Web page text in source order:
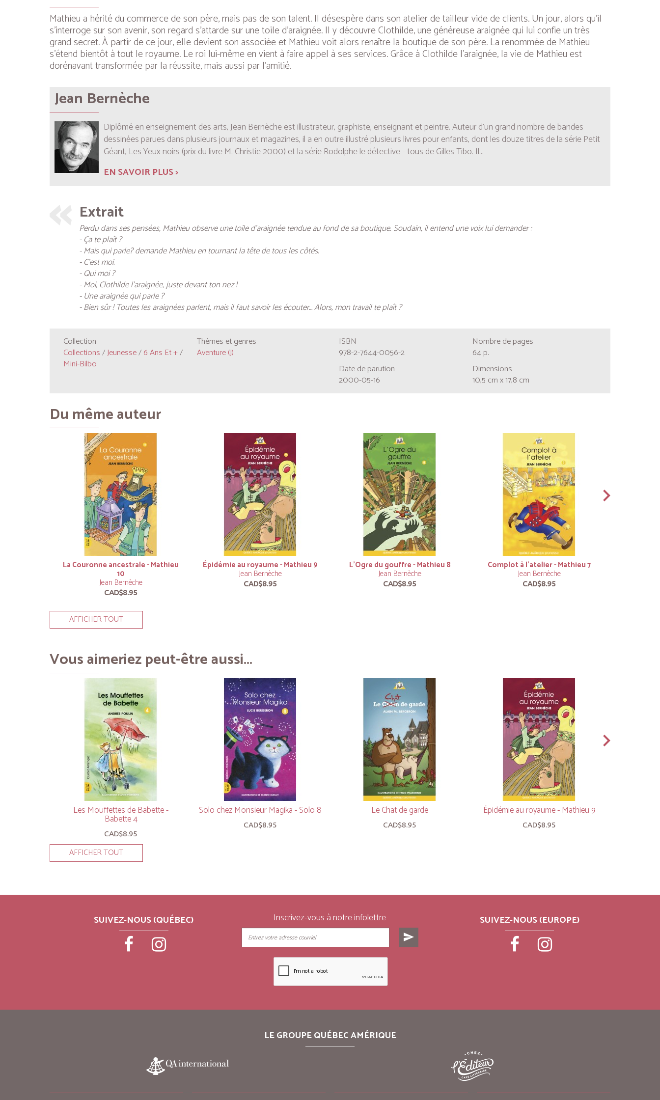
Mathieu a hérité du commerce de son père, mais pas de son talent. Il désespère dans son atelier de tailleur vide de clients. Un jour, alors qu’il
s’interroge sur son avenir, son regard s’attarde sur une toile d’araignée. Il y découvre Clothilde, une généreuse araignée qui lui confie un très
grand secret. À partir de ce jour, elle devient son associée et Mathieu voit alors renaître la boutique de son père. La renommée de Mathieu
s’étend bientôt à tout le royaume. Le roi lui-même en vient à faire appel à ses services. Grâce à Clothilde l’araignée, la vie de Mathieu est
dorénavant transformée par la réussite, mais aussi par l’amitié.
Jean Bernèche
Diplômé en enseignement des arts, Jean Bernèche est illustrateur, graphiste, enseignant et peintre. Auteur d’un grand nombre de bandes
dessinées parues dans plusieurs journaux et magazines, il a en outre illustré plusieurs livres pour enfants, dont les douze titres de la série Petit
Géant, Les Yeux noirs (prix du livre M. Christie 2000) et la série Rodolphe le détective- tous de Gilles Tibo. Il...
EN SAVOIR PLUS >
Extrait
Perdu dans ses pensées, Mathieu observe une toile d’araignée tendue au fond de sa boutique. Soudain, il entend une voix lui demander :
- Ça te plaît ?
- Mais qui parle? demande Mathieu en tournant la tête de tous les côtés.
- C’est moi.
- Qui moi ?
- Moi, Clothilde l’araignée, juste devant ton nez !
- Une araignée qui parle ?
- Bien sûr ! Toutes les araignées parlent, mais il faut savoir les écouter… Alors, mon travail te plaît ?
Collection
Collections/Jeunesse/6 Ans Et +/
Mini-Bilbo
Thèmes et genres
Aventure (J)
ISBN
978-2-7644-0056-2
Date de parution
2000-05-16
Nombre de pages
64 p.
Dimensions
10,5 cm x 17,8 cm
Du même auteur
La Couronne ancestrale - Mathieu
10
Jean Bernèche
CAD$8.95
Épidémie au royaume - Mathieu 9
Jean Bernèche
CAD$8.95
L’Ogre du gouffre - Mathieu 8
Jean Bernèche
CAD$8.95
Complot à l’atelier - Mathieu 7
Jean Bernèche
CAD$8.95
AFFICHER TOUT
Vous aimeriez peut-être aussi...
Les Mouffettes de Babette -
Babette 4
CAD$8.95
Solo chez Monsieur Magika - Solo 8
CAD$8.95
Le Chat de garde
CAD$8.95
Épidémie au royaume - Mathieu 9
CAD$8.95
AFFICHER TOUT
SUIVEZ-NOUS (QUÉBEC) Inscrivez-vous à notre infolettre
send
SUIVEZ-NOUS (EUROPE)
LE GROUPE QUÉBEC AMÉRIQUE